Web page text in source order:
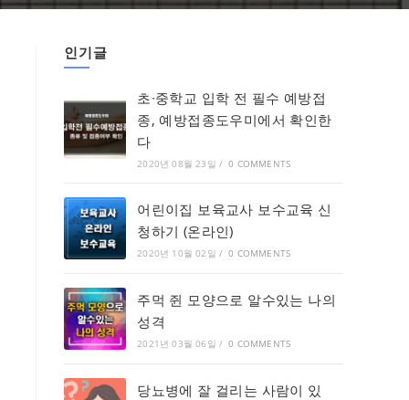
인기글
초∙중학교 입학 전 필수 예방접
종, 예방접종도우미에서 확인한
다
2020년 08월 23일 / 0 COMMENTS
어린이집 보육교사 보수교육 신
청하기 (온라인)
2020년 10월 02일 / 0 COMMENTS
주먹 쥔 모양으로 알수있는 나의
성격
2021년 03월 06일 / 0 COMMENTS
당뇨병에 잘 걸리는 사람이 있